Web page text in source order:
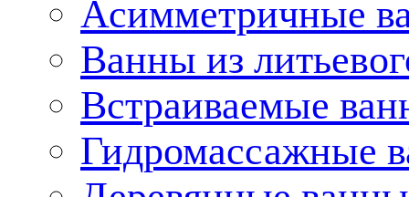
Асимметричные
Ванны из
Встраиваемые
Гидромассажные